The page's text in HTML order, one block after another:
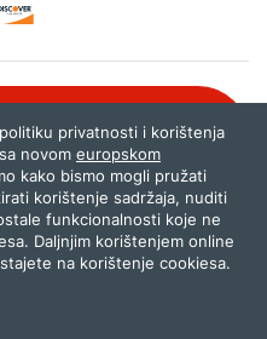
samo provjerene i pravilne
odnosno neadekvatne informacije,
.
privatnosti i korištenja
novom europskom
kako bismo mogli pružati
korištenje sadržaja, nuditi
funkcionalnosti koje ne
Daljnjim korištenjem online
na korištenje cookiesa.